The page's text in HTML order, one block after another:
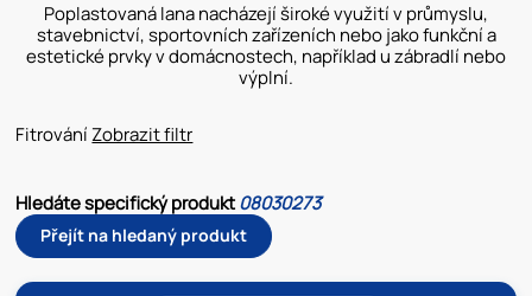
Poplastovaná lana nacházejí široké využití v průmyslu,
stavebnictví, sportovních zařízeních nebo jako funkční a
estetické prvky v domácnostech, například u zábradlí nebo
výplní.
FitrováníZobrazit filtr
Hledáte specifický produkt08030273
Přejít na hledaný produkt